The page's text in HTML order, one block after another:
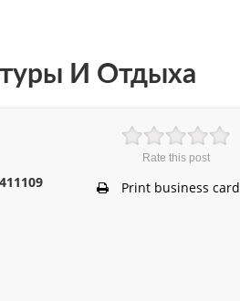
И Отдыха
Rate this post
Print business card